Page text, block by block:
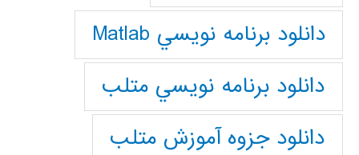
دانلود برنامه نويسي Matlab
دانلود برنامه نويسي متلب
دانلود جزوه آموزش متلب